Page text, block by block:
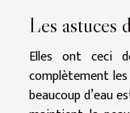
Les astuces
Elles ont ceci
complètement
beaucoup d’eau